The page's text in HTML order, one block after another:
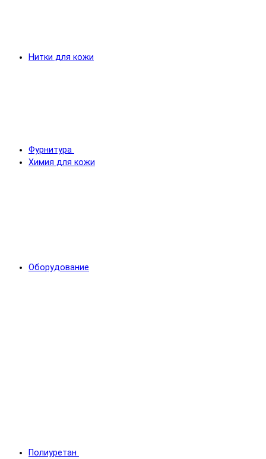
Нитки для кожи
Фурнитура
Химия для кожи
Оборудование
Полиуретан